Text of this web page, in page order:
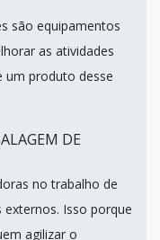
são equipamentos
as atividades
um produto desse
DE
no trabalho de
Isso porque
agilizar o